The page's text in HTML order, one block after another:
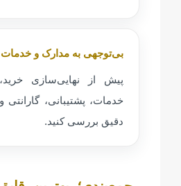
بی‌توجهی به مدارک و خدمات
پیش از نهایی‌سازی
خدمات، پشتیبانی، گارانتی
دقیق بررسی کنید.